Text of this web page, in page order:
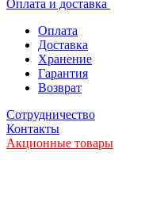
Оплата и доставка
Оплата
Доставка
Хранение
Гарантия
Возврат
Сотрудничество
Контакты
Акционные товары